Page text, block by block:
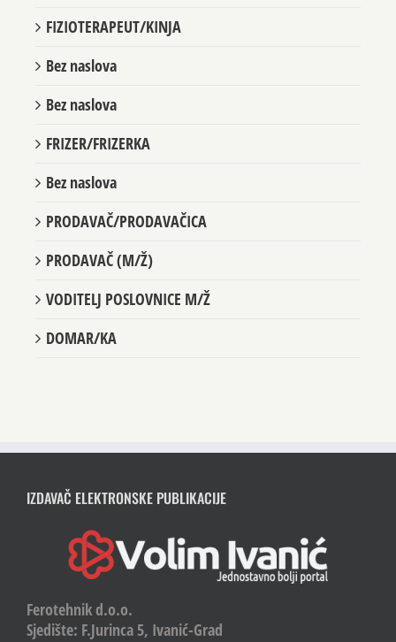
FIZIOTERAPEUT/KINJA
Bez naslova
Bez naslova
FRIZER/FRIZERKA
Bez naslova
PRODAVAČ/PRODAVAČICA
PRODAVAČ (M/Ž)
VODITELJ POSLOVNICE M/Ž
DOMAR/KA
IZDAVAČ ELEKTRONSKE PUBLIKACIJE
Ferotehnik d.o.o.
Sjedište: F.Jurinca 5, Ivanić-Grad